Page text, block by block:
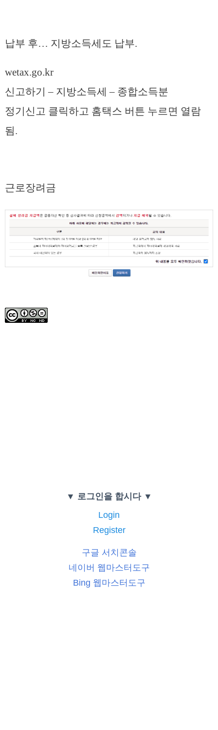
납부 후… 지방소득세도 납부.
wetax.go.kr
신고하기 – 지방소득세 – 종합소득분
정기신고 클릭하고 홈택스 버튼 누르면 열람
됨.
근로장려금
▼ 로그인을 합시다 ▼
Login
Register
구글 서치콘솔
네이버 웹마스터도구
Bing 웹마스터도구